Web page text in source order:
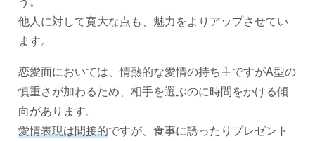
他人に対して寛大な点も、魅力をよりアップさせてい
ます。
恋愛面においては、情熱的な愛情の持ち主ですがA型の
慎重さが加わるため、相手を選ぶのに時間をかける傾
向があります。
愛情表現は間接的ですが、食事に誘ったりプレゼント